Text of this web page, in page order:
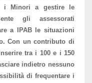
i Minori a gestire le
gli assessorati
a IPAB le situazioni
Con un contributo di
tra i 100 e i 150
indietro nessuno
di frequentare i